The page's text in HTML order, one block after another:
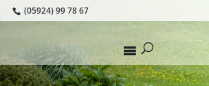
(05924) 99 78 67